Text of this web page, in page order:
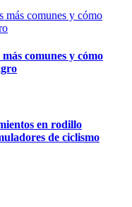
comunes y cómo
en rodillo
de ciclismo